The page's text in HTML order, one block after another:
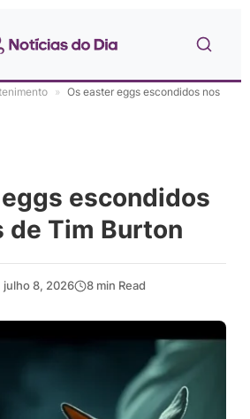
» Os easter eggs escondidos nos
escondidos
de Tim Burton
julho 8, 2026 8 min Read